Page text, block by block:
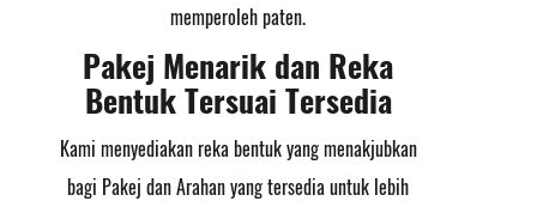
memperoleh paten.
Pakej Menarik dan Reka
Bentuk Tersuai Tersedia
Kami menyediakan reka bentuk yang menakjubkan
bagi Pakej dan Arahan yang tersedia untuk lebih